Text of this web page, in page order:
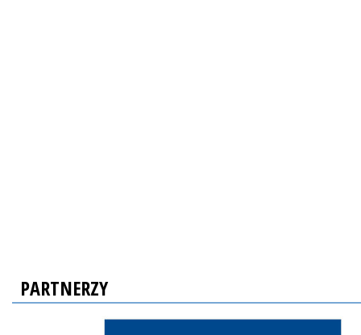
PARTNERZY